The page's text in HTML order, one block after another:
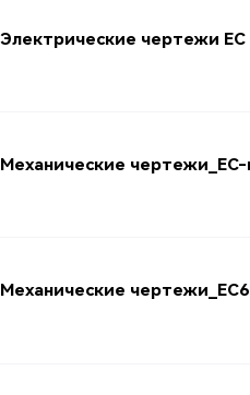
Электрические чертежи EC
Механические
Механические